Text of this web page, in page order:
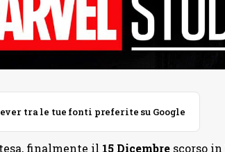
tra le tue fonti preferite su Google
finalmente il 15 Dicembrescorso in